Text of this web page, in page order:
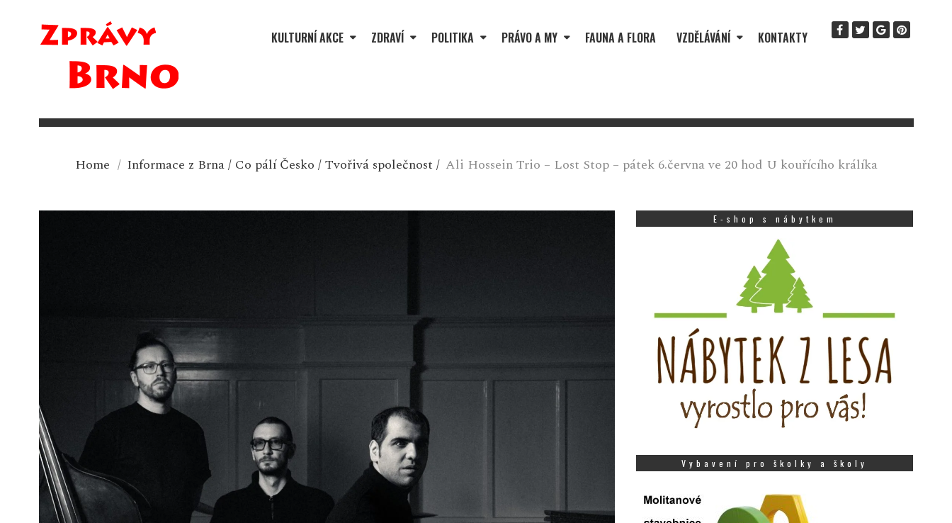
KULTURNÍ AKCE ZDRAVÍ POLITIKA PRÁVO A MY FAUNA A FLORA VZDĚLÁVÁNÍ KONTAKTY
Home / Informace z Brna/ Co pálí Česko /Tvořivá společnost / Ali Hossein Trio – Lost Stop – pátek 6.června ve 20 hod U kouřícího králíka
E-shop s nábytkem
Vybavení pro školky a školy